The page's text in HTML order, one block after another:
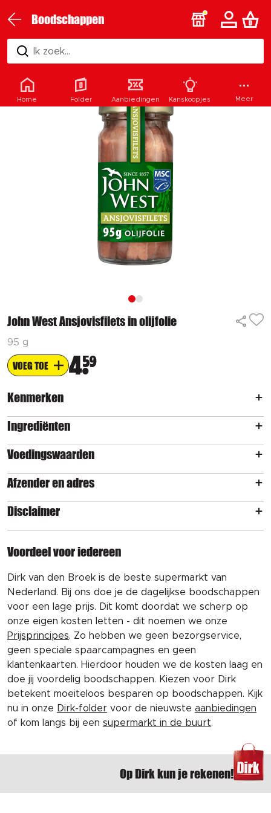
Boodschappen
Ik zoek...
John West Ansjovisfilets in olijfolie
95 g
VOEG TOE 459
Kenmerken
Ingrediënten
Voedingswaarden
Afzender en adres
Disclaimer
Voordeel voor iedereen
Dirk van den Broek is de beste supermarkt van
Nederland. Bij ons doe je de dagelijkse boodschappen
voor een lage prijs. Dit komt doordat we scherp op
onze eigen kosten letten - dit noemen we onze
Prijsprincipes. Zo hebben we geen bezorgservice,
geen speciale spaarcampagnes en geen
klantenkaarten. Hierdoor houden we de kosten laag en
doe jij voordelig boodschappen. Kiezen voor Dirk
betekent moeiteloos besparen op boodschappen. Kijk
nu in onze Dirk-folder voor de nieuwste aanbiedingen
of kom langs bij een supermarkt in de buurt.
Op Dirk kun je rekenen!
Home Folder Aanbiedingen Kanskoopjes Meer